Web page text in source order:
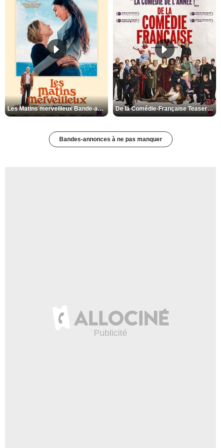
Les Matins merveilleux Bande-annonce VF De la Comédie-Française Teaser VF
Bandes-annonces à ne pas manquer